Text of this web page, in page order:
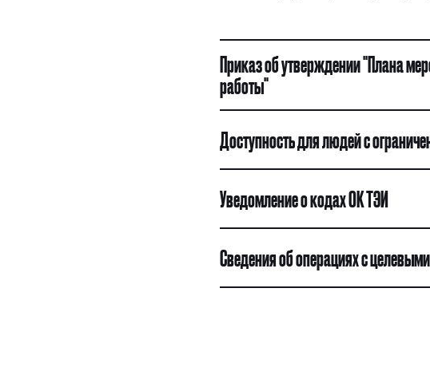
Приказ об утверждении "Плана
работы"
Доступность для людей с
Уведомление о кодах ОК ТЭИ
Сведения об операциях с